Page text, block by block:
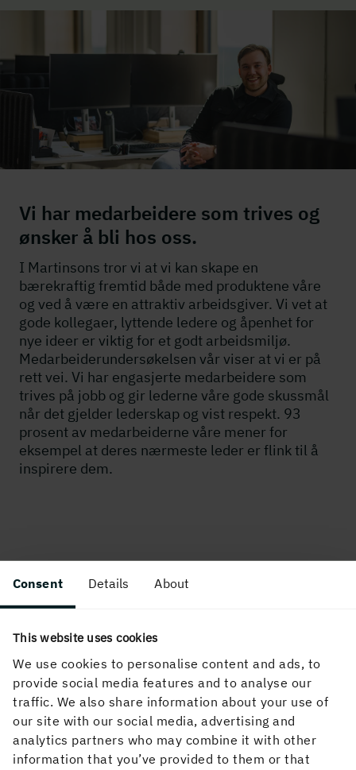
Consent Details About
This website uses cookies
We use cookies to personalise content and ads, to
provide social media features and to analyse our
traffic. We also share information about your use of
our site with our social media, advertising and
analytics partners who may combine it with other
information that you’ve provided to them or that
Vi har medarbeidere som trives og
ønsker å bli hos oss.
I Martinsons tror vi at vi kan skape en
bærekraftig fremtid både med produktene våre
og ved å være en attraktiv arbeidsgiver. Vi vet at
gode kollegaer, lyttende ledere og åpenhet for
nye ideer er viktig for et godt arbeidsmiljø.
Medarbeiderundersøkelsen vår viser at vi er på
rett vei. Vi har engasjerte medarbeidere som
trives på jobb og gir lederne våre gode skussmål
når det gjelder lederskap og vist respekt. 93
prosent av medarbeiderne våre mener for
eksempel at deres nærmeste leder er flink til å
inspirere dem.
For oss i Martinsons er det en selvfølge å gi alle
mennesker de samme mulighetene til å utvikle seg i
rollen sin på jobb. Bransjen har tradisjonelt vært
mannsdominert, men det forandrer seg sakte, men
sikkert. Vi har en ambisjon om å tilby en dynamisk og